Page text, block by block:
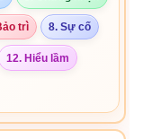
trì 8. Sự cố
12. Hiểu lầm